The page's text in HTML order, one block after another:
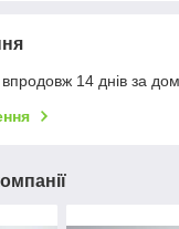
14 днів за